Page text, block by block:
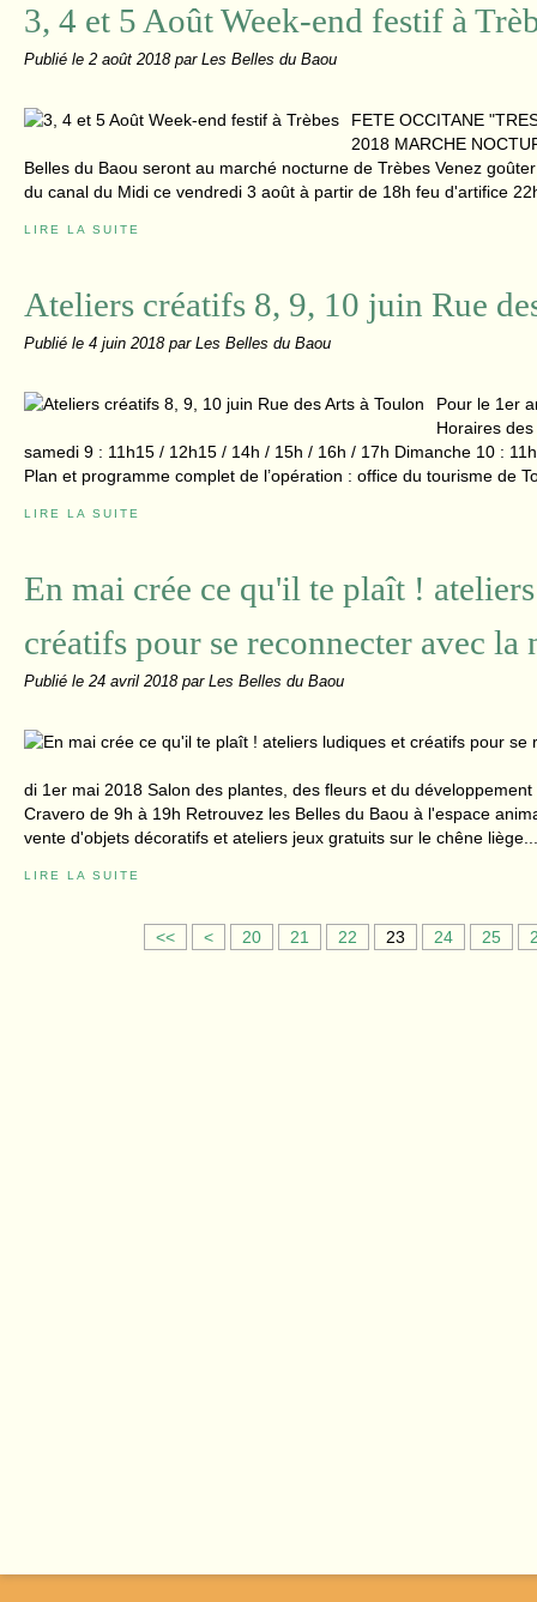
3, 4 et 5 Août Week-end festif à
Publié le 2 août 2018 par Les Belles du Baou
FETE OCCITANE
2018 MARCHE
Belles du Baou seront au marché nocturne de Trèbes Venez
du canal du Midi ce vendredi 3 août à partir de 18h feu d'artifice
LIRE LA SUITE
Ateliers créatifs 8, 9, 10 juin Rue
Publié le 4 juin 2018 par Les Belles du Baou
Pour le 1er
Horaires
samedi 9 : 11h15 / 12h15 / 14h / 15h / 16h / 17h Dimanche 10 :
Plan et programme complet de l’opération : office du tourisme de
LIRE LA SUITE
En mai crée ce qu'il te plaît !
créatifs pour se reconnecter avec la
Publié le 24 avril 2018 par Les Belles du Baou
di 1er mai 2018 Salon des plantes, des fleurs et du
Cravero de 9h à 19h Retrouvez les Belles du Baou à l'espace
vente d'objets décoratifs et ateliers jeux gratuits sur le chêne liège...
LIRE LA SUITE
<< <
1
20 21 22 23 24 25